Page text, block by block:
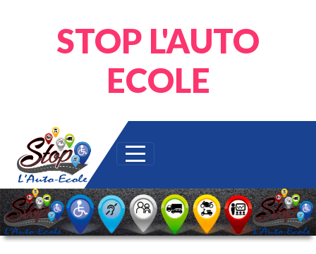
STOP L'AUTO
ECOLE